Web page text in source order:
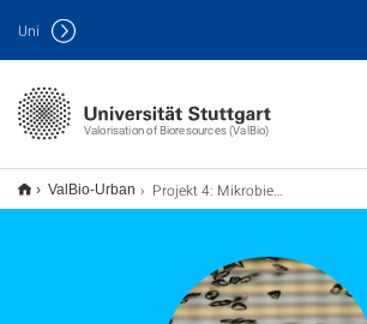
Valorisation of Bioresources (ValBio)
Uni
ValBio-Urban Projekt 4: Mikrobielle Inwertsetzung von Punktemissionen